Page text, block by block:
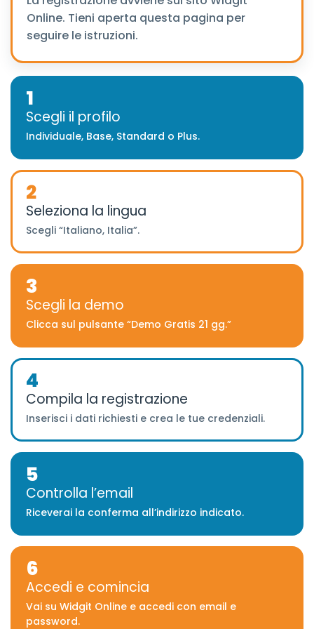
Online. Tieni aperta questa pagina per
seguire le istruzioni.
1
Scegli il profilo
Individuale, Base, Standard o Plus.
2
Seleziona la lingua
Scegli “Italiano, Italia”.
3
Scegli la demo
Clicca sul pulsante “Demo Gratis 21 gg.”
4
Compila la registrazione
Inserisci i dati richiesti e crea le tue credenziali.
5
Controlla l’email
Riceverai la conferma all’indirizzo indicato.
6
Accedi e comincia
Vai su Widgit Online e accedi con email e
password.